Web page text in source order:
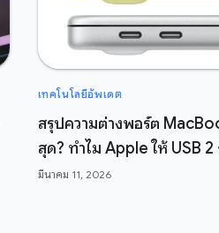
เทคโนโลยีอัพเดต
สรุปความต่างพอร์ต
สุด? ทำไม Apple ให้ USB
มีนาคม 11, 2026